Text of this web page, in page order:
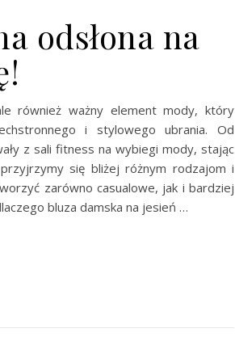
odsłona na
również ważny element mody, który
i stylowego ubrania. Od
z sali fitness na wybiegi mody, stając
się bliżej różnym rodzajom i
zarówno casualowe, jak i bardziej
bluza damska na jesień …